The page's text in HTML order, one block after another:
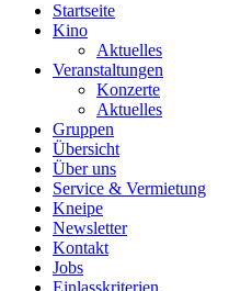
Startseite
Kino
Aktuelles
Veranstaltungen
Konzerte
Aktuelles
Gruppen
Übersicht
Über uns
Service & Vermietung
Kneipe
Newsletter
Kontakt
Jobs
Einlasskriterien